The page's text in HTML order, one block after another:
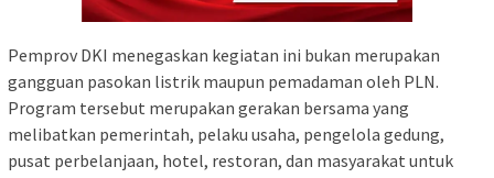
Pemprov DKI menegaskan kegiatan ini bukan merupakan
gangguan pasokan listrik maupun pemadaman oleh PLN.
Program tersebut merupakan gerakan bersama yang
melibatkan pemerintah, pelaku usaha, pengelola gedung,
pusat perbelanjaan, hotel, restoran, dan masyarakat untuk